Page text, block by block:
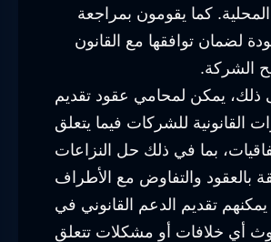
كما يقومون بمراجعة
لضمان توافقها مع القانون
الشركة.
ذلك، يمكن لمحامي عقود تقديم
القانونية للشركات فيما يتعلق
بما في ذلك حل النزاعات
بالعقود والتفاوض مع الأطراف
تقديم الدعم القانوني في
أي خلافات أو مشكلات تتعلق